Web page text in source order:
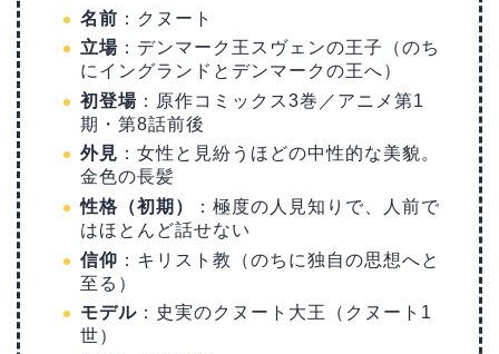
名前 ：クヌート
立場 ：デンマーク王スヴェンの王子（のち
にイングランドとデンマークの王へ）
初登場 ：原作コミックス3巻／アニメ第1
期・第8話前後
外見 ：女性と見紛うほどの中性的な美貌。
金色の長髪
性格（初期）
：極度の人見知りで、人前で
はほとんど話せない
信仰 ：キリスト教（のちに独自の思想へと
至る）
モデル ：史実のクヌート大王（クヌート1
世）